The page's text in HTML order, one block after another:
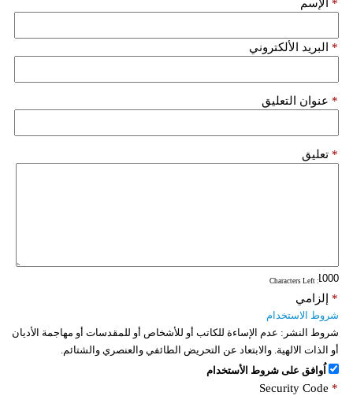
وتكنولوجيا
الإسم *
البريد الألكتروني *
عنوان التعليق *
تعليق *
: Characters Left
إلزامي *
شروط الاستخدام
شروط النشر: عدم الإساءة للكاتب أو للأشخاص أو للمقدسات أو مهاجمة الأديان
أو الذات الالهية. والابتعاد عن التحريض الطائفي والعنصري والشتائم.
اُوافق على شروط الأستخدام
Security Code *